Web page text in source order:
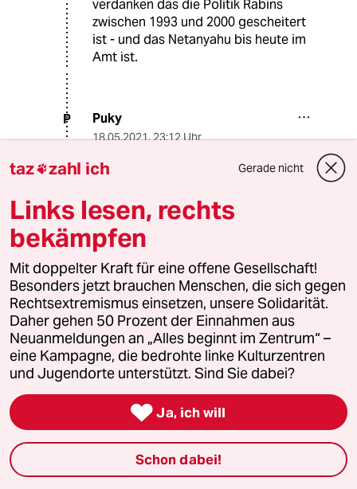
verdanken das die Politik Rabins
zwischen 1993 und 2000 gescheitert
ist - und das Netanyahu bis heute im
Amt ist.
P Puky
18.05.2021,23:12 Uhr
@Prof. Dr. Werner Ruf:
Das palästinensische Volk und ihre
gebrochene Friedenverträge und
Angriffskriege die Umsetzung
ehemaliger Vereinbarungen
unmöglich gemacht. Durch ihr
eigenes Verhalten hat sich die
palästinensische Vertretung in eine
Position gebracht, die sie als
staatstragende Macht unerträglich
macht
7363 (Profil gelöscht)
18.05.2021,16:34 Uhr
zwischen 1947 und jetzt wurden andere fakten
geschaffen.
taz zahl ich Gerade nicht
Links lesen, rechts
bekämpfen
Mit doppelter Kraft für eine offene Gesellschaft!
Besonders jetzt brauchen Menschen, die sich gegen
Rechtsextremismus einsetzen, unsere Solidarität.
Daher gehen 50 Prozent der Einnahmen aus
Neuanmeldungen an „Alles beginnt im Zentrum“ –
eine Kampagne, die bedrohte linke Kulturzentren
und Jugendorte unterstützt. Sind Sie dabei?
 Ja, ich will
Schon dabei!